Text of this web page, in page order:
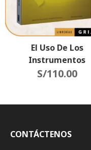
El Uso De Los
Instrumentos
Internacionales De
S/110.00
CONTÁCTENOS